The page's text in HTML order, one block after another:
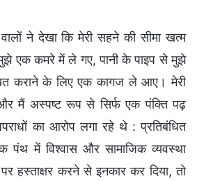
ने देखा कि मेरी सहने की सीमा खत्म
एक कमरे में ले गए, पानी के पाइप से मुझे
कराने के लिए एक कागज ले आए। मेरी
मैं अस्पष्ट रूप से सिर्फ एक पंक्ति पढ़
का आरोप लगा रहे थे : प्रतिबंधित
पंथ में विश्वास और सामाजिक व्यवस्था
हस्ताक्षर करने से इनकार कर दिया, तो